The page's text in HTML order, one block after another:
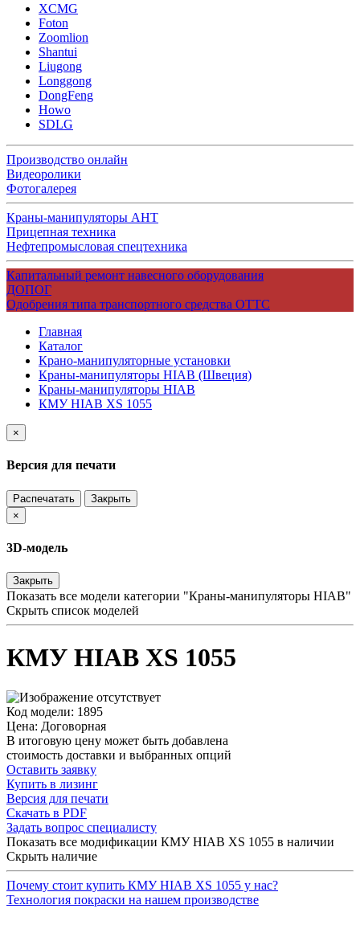
XCMG
Foton
Zoomlion
Shantui
Liugong
Longgong
DongFeng
Howo
SDLG
Производство онлайн
Видеоролики
Фотогалерея
Краны-манипуляторы АНТ
Прицепная техника
Нефтепромысловая спецтехника
Капитальный ремонт навесного оборудования
ДОПОГ
Одобрения типа транспортного средства ОТТС
Главная
Каталог
Крано-манипуляторные установки
Краны-манипуляторы HIAB (Швеция)
Краны-манипуляторы HIAB
КМУ HIAB XS 1055
×
Версия для печати
Распечатать
Закрыть
×
3D-модель
Закрыть
Показать все модели категории "Краны-манипуляторы HIAB"
Скрыть список моделей
КМУ HIAB XS 1055
Код модели: 1895
Цена: Договорная
В итоговую цену может быть добавлена
стоимость доставки и выбранных опций
Оставить заявку
Купить в лизинг
Версия для печати
Скачать в PDF
Задать вопрос специалисту
Показать все модификации КМУ HIAB XS 1055 в наличии
Скрыть наличие
Почему стоит купить КМУ HIAB XS 1055 у нас?
Технология покраски на нашем производстве